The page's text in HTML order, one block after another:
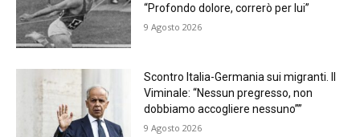
“Profondo dolore, correrò per lui”
9 Agosto 2026
Scontro Italia-Germania sui migranti. Il
Viminale: “Nessun pregresso, non
dobbiamo accogliere nessuno””
9 Agosto 2026